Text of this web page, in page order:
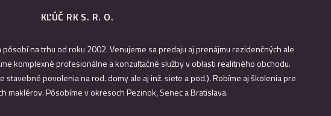
KĽÚČ RK S. R. O.
na trhu od roku 2002. Venujeme sa predaju aj prenájmu rezidenčných ale
komplexné profesionálne a konzultačné služby v oblasti realitného obchodu.
stavebné povolenia na rod. domy ale aj inž. siete a pod.). Robíme aj školenia pre
maklérov. Pôsobíme v okresoch Pezinok, Senec a Bratislava.